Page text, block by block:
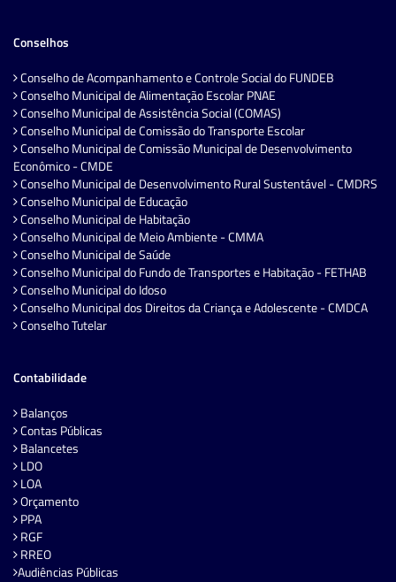
Conselhos
Conselho de Acompanhamento e Controle Social do FUNDEB
Conselho Municipal de Alimentação Escolar PNAE
Conselho Municipal de Assistência Social (COMAS)
Conselho Municipal de Comissão do Transporte Escolar
Conselho Municipal de Comissão Municipal de Desenvolvimento
Econômico - CMDE
Conselho Municipal de Desenvolvimento Rural Sustentável - CMDRS
Conselho Municipal de Educação
Conselho Municipal de Habitação
Conselho Municipal de Meio Ambiente - CMMA
Conselho Municipal de Saúde
Conselho Municipal do Fundo de Transportes e Habitação - FETHAB
Conselho Municipal do Idoso
Conselho Municipal dos Direitos da Criança e Adolescente - CMDCA
Conselho Tutelar
Contabilidade
Balanços
Contas Públicas
Balancetes
LDO
LOA
Orçamento
PPA
RGF
RREO
Audiências Públicas